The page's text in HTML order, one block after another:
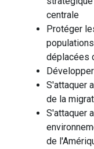
centrale
Protéger
déplacées
S'attaquer
de la
S'attaquer
de